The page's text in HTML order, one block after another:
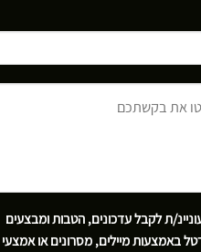
ת לקבל עדכונים, הטבות ומבצעים
באמצעות מיילים, מסרונים או אמצעי